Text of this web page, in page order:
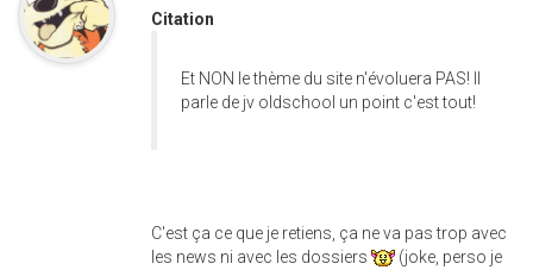
Citation
Et NON le thème du site n'évoluera PAS! Il
parle de jv oldschool un point c'est tout!
C'est ça ce que je retiens, ça ne va pas trop avec
les news ni avec les dossiers
(joke, perso je